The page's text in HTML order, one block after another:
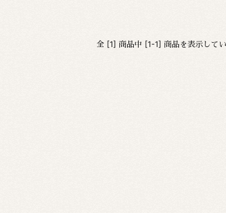
全 [1] 商品中 [1-1] 商品を表示して